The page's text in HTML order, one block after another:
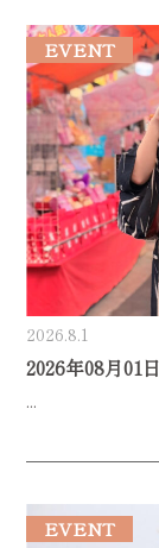
EVENT
2026.8.1
2026年08月01
...
EVENT